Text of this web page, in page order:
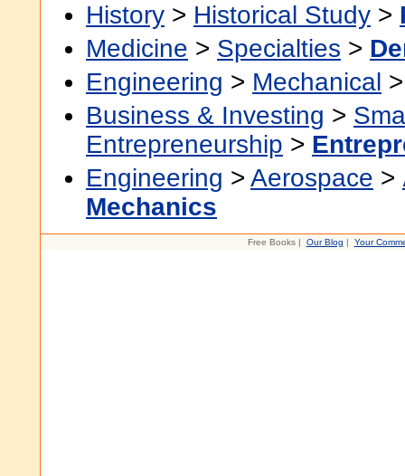
History > Historical Study >
Medicine > Specialties >
Engineering > Mechanical
Business & Investing >
Entrepreneurship >
Engineering > Aerospace >
Mechanics
Free Books | Our Blog | Your